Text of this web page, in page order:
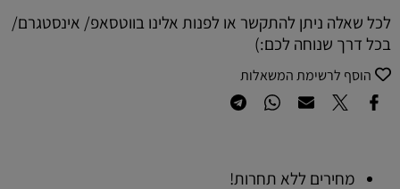
לכל שאלה ניתן להתקשר או לפנות אלינו בווטסאפ/ אינסטגרם/
בכל דרך שנוחה לכם:)
הוסף לרשימת המשאלות
מחירים ללא תחרות!